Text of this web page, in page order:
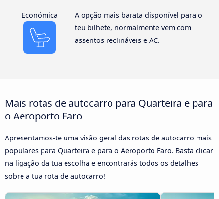
Económica
A opção mais barata disponível para o
teu bilhete, normalmente vem com
assentos reclináveis e AC.
Mais rotas de autocarro para Quarteira e para
o Aeroporto Faro
Apresentamos-te uma visão geral das rotas de autocarro mais
populares para Quarteira e para o Aeroporto Faro. Basta clicar
na ligação da tua escolha e encontrarás todos os detalhes
sobre a tua rota de autocarro!